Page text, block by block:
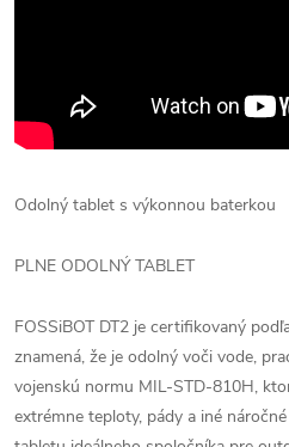
Odolný tablet s výkonnou baterkou
PLNE ODOLNÝ TABLET
FOSSiBOT DT2 je certifikovaný
znamená, že je odolný voči vode,
vojenskú normu MIL-STD-810H,
extrémne teploty, pády a iné